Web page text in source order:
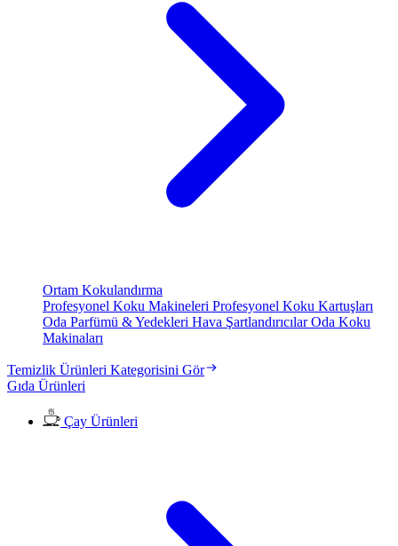
Ortam Kokulandırma
Profesyonel Koku Makineleri Profesyonel Koku Kartuşları
Oda Parfümü & Yedekleri Hava ŞartlandırıcılarOda Koku
Makinaları
Temizlik Ürünleri Kategorisini Gör
Gıda Ürünleri
Çay Ürünleri